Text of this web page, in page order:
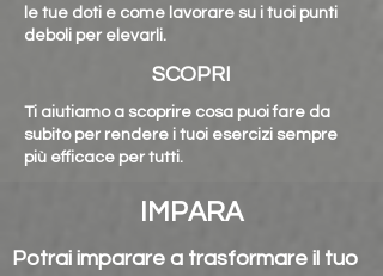
le tue doti e come lavorare su i tuoi punti
deboli per elevarli.
SCOPRI
Ti aiutiamo a scoprire cosa puoi fare da
subito per rendere i tuoi esercizi sempre
più efficace per tutti.
IMPARA
Potrai imparare a trasformare il tuo